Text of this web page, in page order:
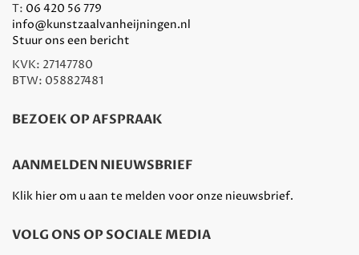
T: 06 420 56 779
info@kunstzaalvanheijningen.nl
Stuur ons een bericht
KVK: 27147780
BTW: 058827481
BEZOEK OP AFSPRAAK
AANMELDEN NIEUWSBRIEF
Klik hier om u aan te melden voor onze nieuwsbrief.
VOLG ONS OP SOCIALE MEDIA